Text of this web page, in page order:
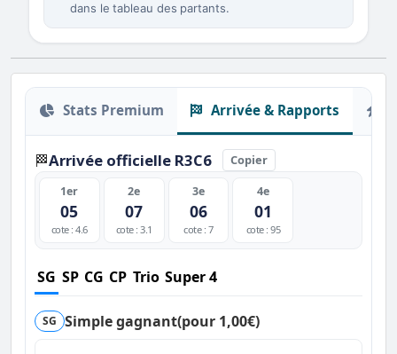
dans le tableau des partants.
Stats Premium Arrivée & Rapports
🏁Arrivée officielle R3C6 Copier
1er
05
cote : 4.6
2e
07
cote : 3.1
3e
06
cote : 7
4e
01
cote : 95
SG SP CG CP Trio Super 4
SG Simple gagnant(pour 1,00€)